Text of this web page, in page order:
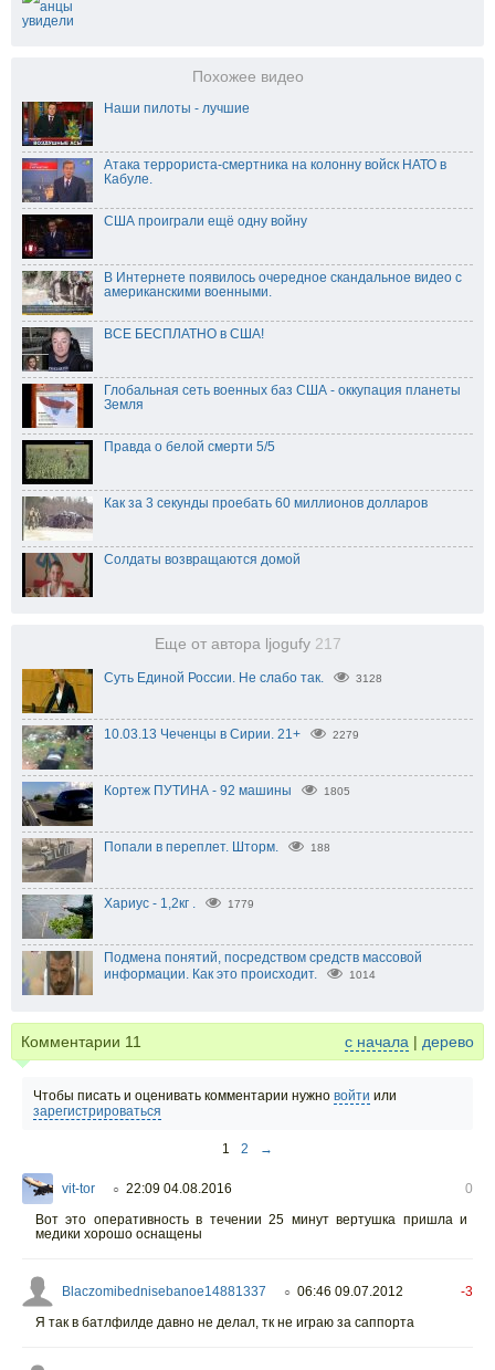
Похожее видео
Наши пилоты - лучшие
Атака террориста-смертника на колонну войск НАТО в
Кабуле.
США проиграли ещё одну войну
В Интернете появилось очередное скандальное видео с
американскими военными.
ВСЕ БЕСПЛАТНО в США!
Глобальная сеть военных баз США - оккупация планеты
Земля
Правда о белой смерти 5/5
Как за 3 секунды проебать 60 миллионов долларов
Солдаты возвращаются домой
Еще от автора ljogufy 217
Суть Единой России. Не слабо так. 3128
10.03.13 Чеченцы в Сирии. 21+ 2279
Кортеж ПУТИНА - 92 машины 1805
Попали в переплет. Шторм. 188
Хариус - 1,2кг . 1779
Подмена понятий, посредством средств массовой
информации. Как это происходит.
1014
Комментарии 11 с начала | дерево
Чтобы писать и оценивать комментарии нужно войти или
зарегистрироваться
1 2 →
vit-tor ○ 22:09 04.08.2016
0
Вот это оперативность в течении 25 минут вертушка пришла и
медики хорошо оснащены
Blaczomibednisebanoe14881337 ○ 06:46 09.07.2012
-3
Я так в батлфилде давно не делал, тк не играю за саппорта